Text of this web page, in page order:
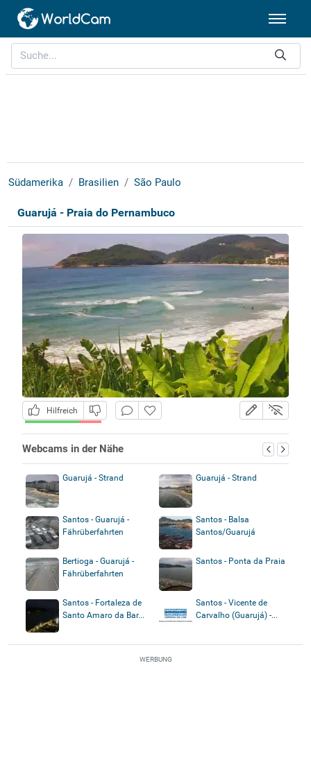
Südamerika Brasilien São Paulo
Guarujá - Praia do Pernambuco
Hilfreich
Webcams in der Nähe
Guarujá - Strand Guarujá - Strand
Santos - Guarujá -
Fährüberfahrten
Santos - Balsa
Santos/Guarujá
Bertioga - Guarujá -
Fährüberfahrten
Santos - Ponta da Praia
Santos - Fortaleza de
Santo Amaro da Bar...
Santos - Vicente de
Carvalho (Guarujá) -...
WERBUNG